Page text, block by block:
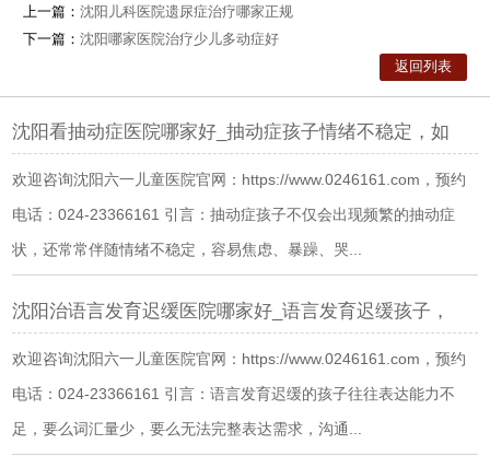
上一篇： 沈阳儿科医院遗尿症治疗哪家正规
下一篇： 沈阳哪家医院治疗少儿多动症好
返回列表
沈阳看抽动症医院哪家好_抽动症孩子情绪不稳定，如
欢迎咨询沈阳六一儿童医院官网：https://www.0246161.com，预约
电话：024-23366161 引言：抽动症孩子不仅会出现频繁的抽动症
状，还常常伴随情绪不稳定，容易焦虑、暴躁、哭...
沈阳治语言发育迟缓医院哪家好_语言发育迟缓孩子，
欢迎咨询沈阳六一儿童医院官网：https://www.0246161.com，预约
电话：024-23366161 引言：语言发育迟缓的孩子往往表达能力不
足，要么词汇量少，要么无法完整表达需求，沟通...